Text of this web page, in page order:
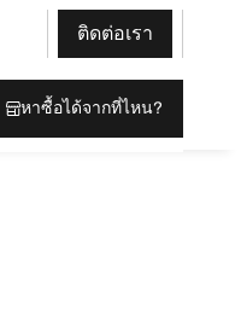
ติดต่อเรา
หาซื้อได้จากที่ไหน?